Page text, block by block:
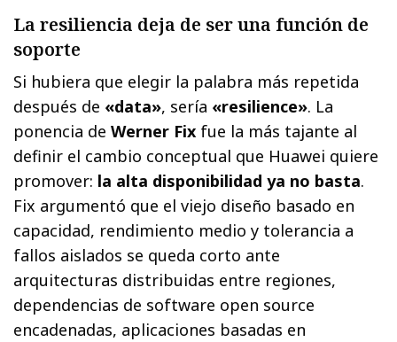
La resiliencia deja de ser una función de
soporte
Si hubiera que elegir la palabra más repetida
después de «data», sería «resilience». La
ponencia deWerner Fix fue la más tajante al
definir el cambio conceptual que Huawei quiere
promover: la alta disponibilidad ya no basta.
Fix argumentó que el viejo diseño basado en
capacidad, rendimiento medio y tolerancia a
fallos aislados se queda corto ante
arquitecturas distribuidas entre regiones,
dependencias de software open source
encadenadas, aplicaciones basadas en